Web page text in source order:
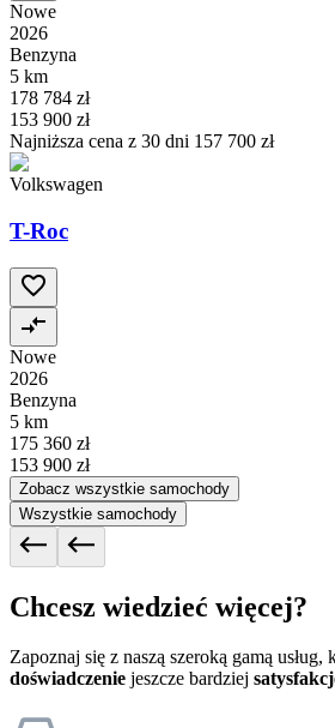
Nowe
2026
Benzyna
5 km
178 784 zł
153 900 zł
Najniższa cena z 30 dni 157 700 zł
Volkswagen
T-Roc
Nowe
2026
Benzyna
5 km
175 360 zł
153 900 zł
Zobacz wszystkie samochody
Wszystkie samochody
Chcesz wiedzieć więcej?
Zapoznaj się z naszą szeroką gamą usług,
doświadczenie jeszcze bardziej